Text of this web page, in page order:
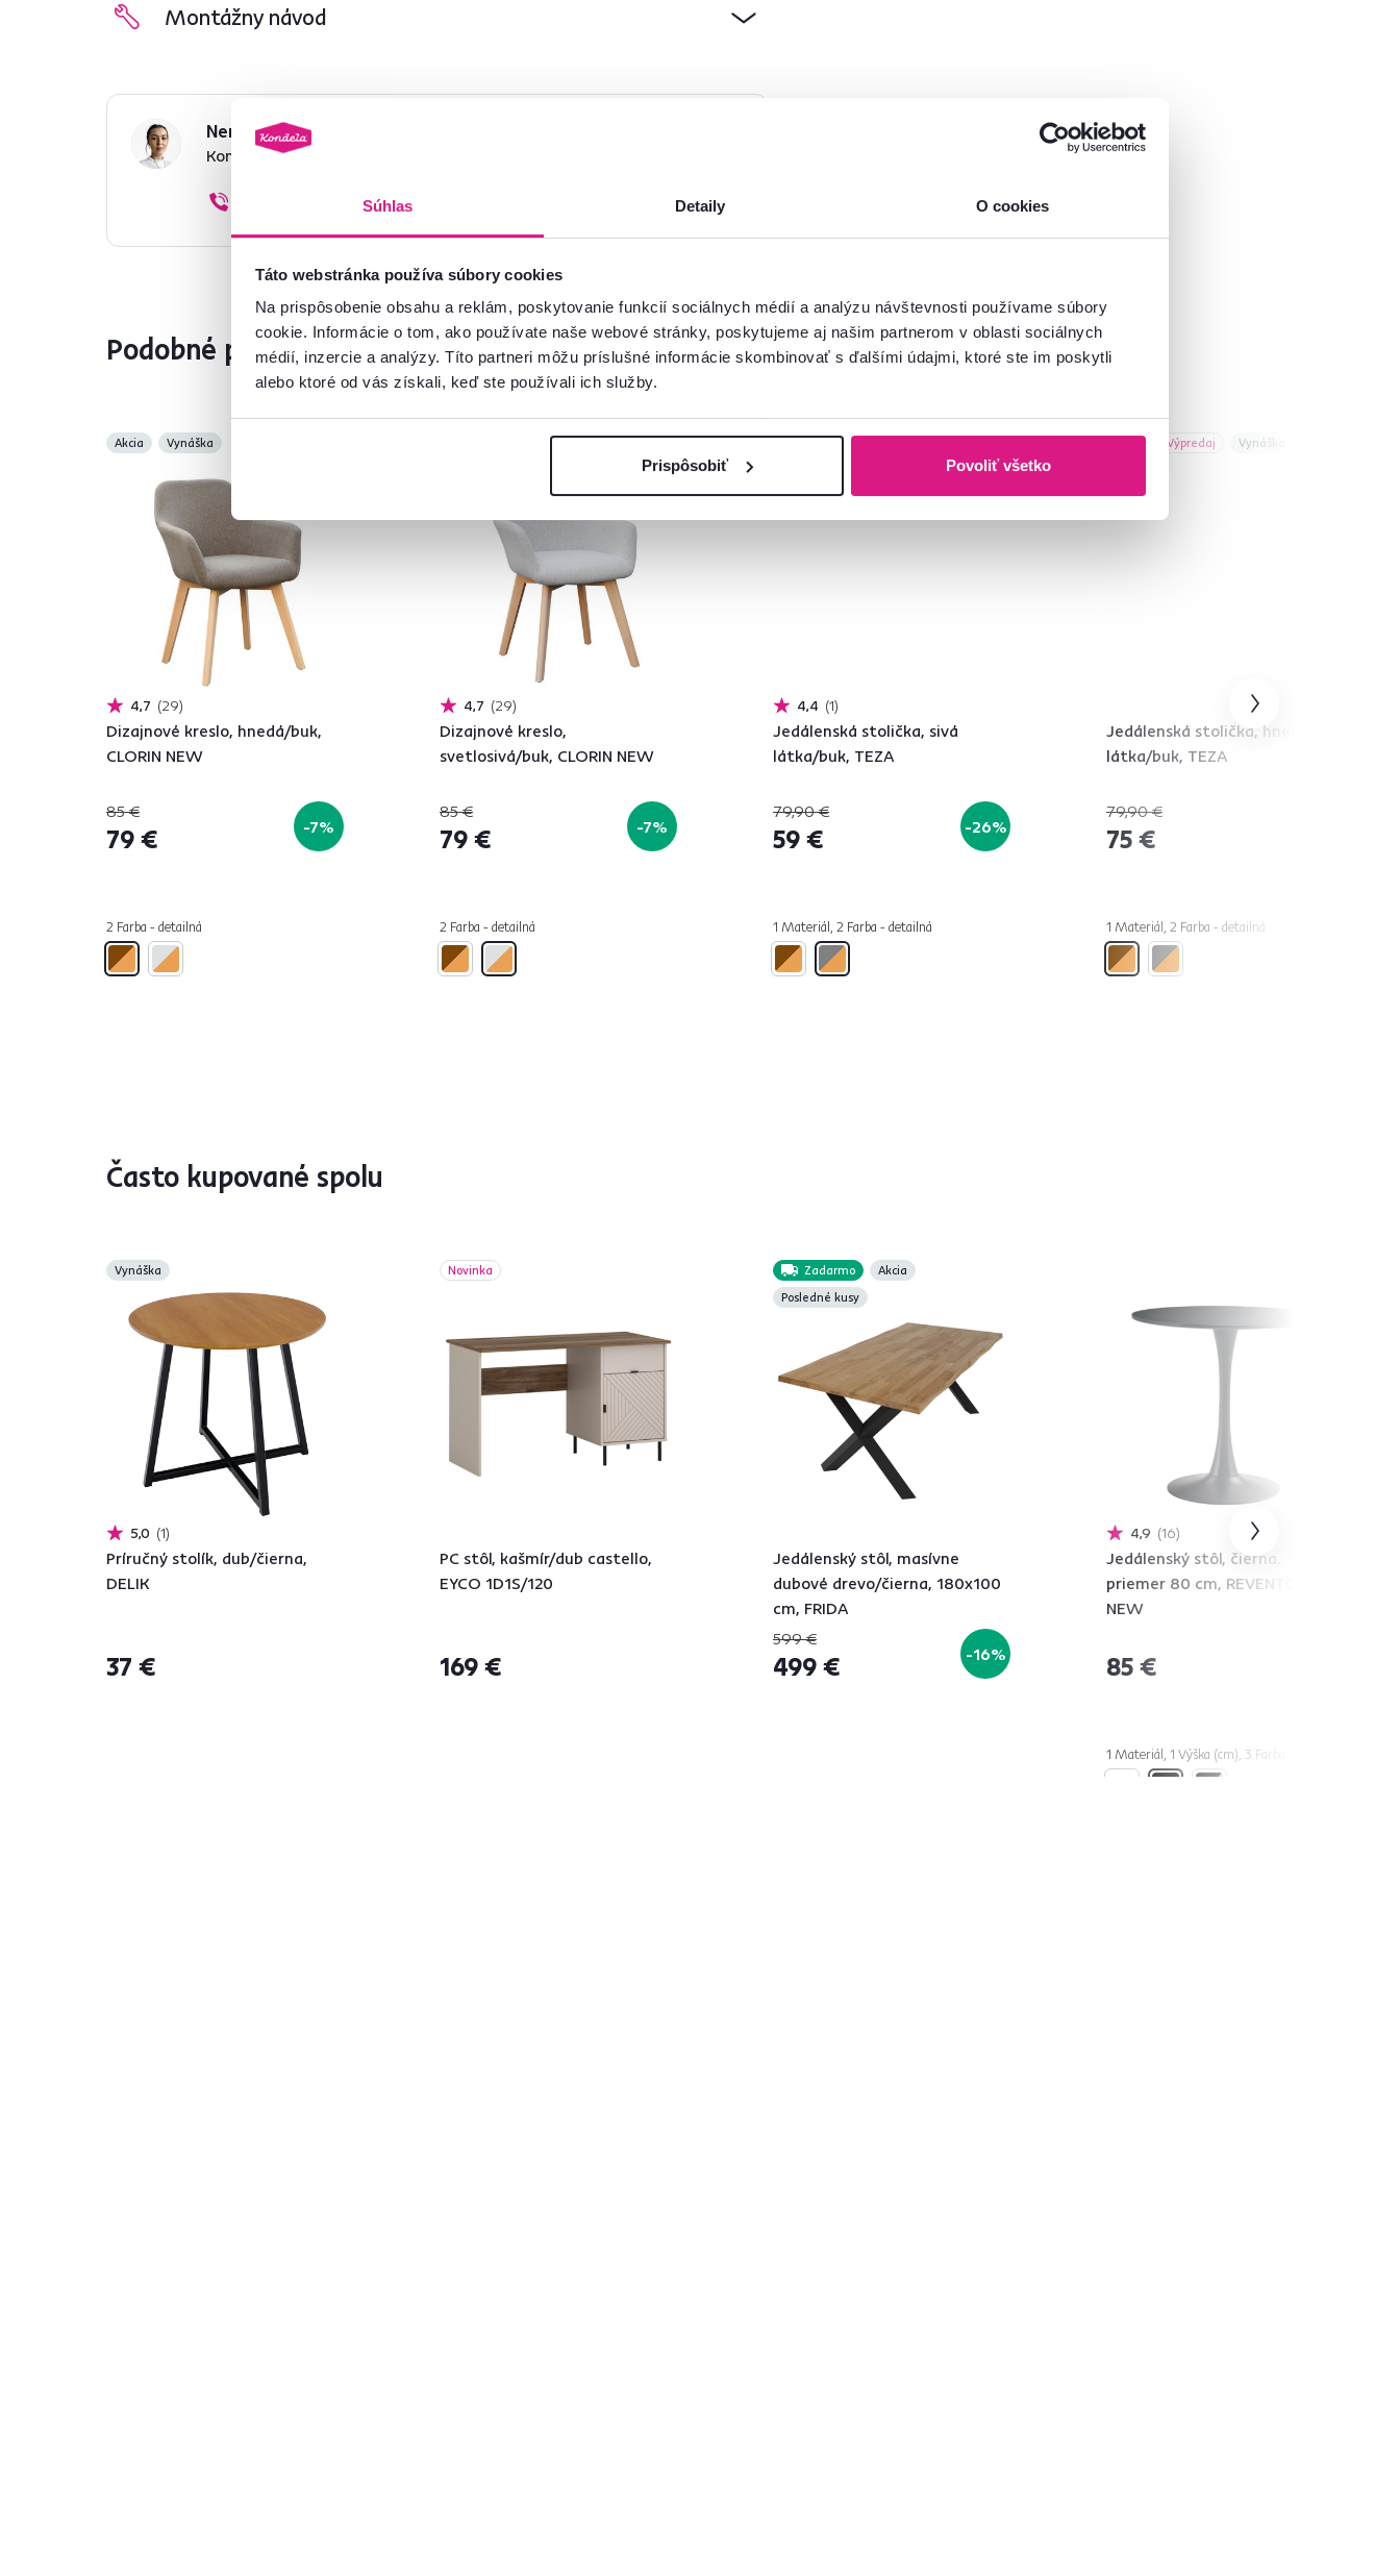
Súhlas Detaily O cookies
Táto webstránka používa súbory cookies
Na prispôsobenie obsahu a reklám, poskytovanie funkcií sociálnych médií a analýzu návštevnosti používame súbory
cookie. Informácie o tom, ako používate naše webové stránky, poskytujeme aj našim partnerom v oblasti sociálnych
médií, inzercie a analýzy. Títo partneri môžu príslušné informácie skombinovať s ďalšími údajmi, ktoré ste im poskytli
alebo ktoré od vás získali, keď ste používali ich služby.
Prispôsobiť Povoliť všetko
Montážny návod
Nenašli ste požadované informácie?
Kontaktujte nás a my vám radi poradíme
Spustiť chat
Podobné produkty
Akcia Vynáška
4,7 29
Dizajnové kreslo, hnedá/buk,
CLORIN NEW
85 €
79 € -7%
2 Farba - detailná
4,7 29
Dizajnové kreslo,
svetlosivá/buk, CLORIN NEW
85 €
79 € -7%
2 Farba - detailná
Akcia Výpredaj
4,4 1
Jedálenská stolička, sivá
látka/buk, TEZA
79,90 €
59 € -26%
1 Materiál, 2 Farba - detailná
Výpredaj Vynáška
Jedálenská stolička, hnedá
látka/buk, TEZA
79,90 €
75 €
1 Materiál, 2 Farba - detailná
Často kupované spolu
Vynáška
5,0 1
Príručný stolík, dub/čierna,
DELIK
37 €
Novinka
PC stôl, kašmír/dub castello,
EYCO 1D1S/120
169 €
Zadarmo
Akcia
Posledné kusy
Jedálenský stôl, masívne
dubové drevo/čierna, 180x100
cm, FRIDA
599 €
499 € -16%
4,9 16
Jedálenský stôl, čierna,
priemer 80 cm, REVENTON
NEW
85 €
1 Materiál, 1 Výška (cm), 3 Farba - detailná